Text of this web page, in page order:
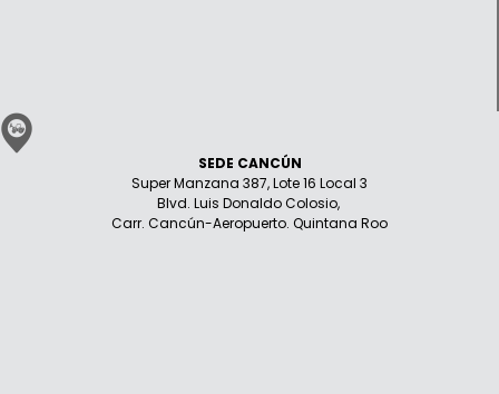
SEDE CANCÚN
Super Manzana 387, Lote 16 Local 3
Blvd. Luis Donaldo Colosio,
Carr. Cancún-Aeropuerto. Quintana Roo